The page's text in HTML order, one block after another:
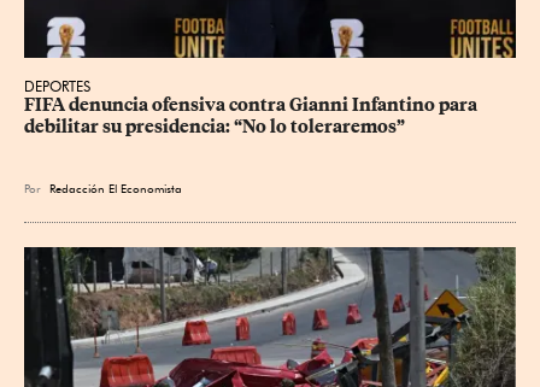
DEPORTES
FIFA denuncia ofensiva contra Gianni Infantino para
debilitar su presidencia: “No lo toleraremos”
Por Redacción El Economista